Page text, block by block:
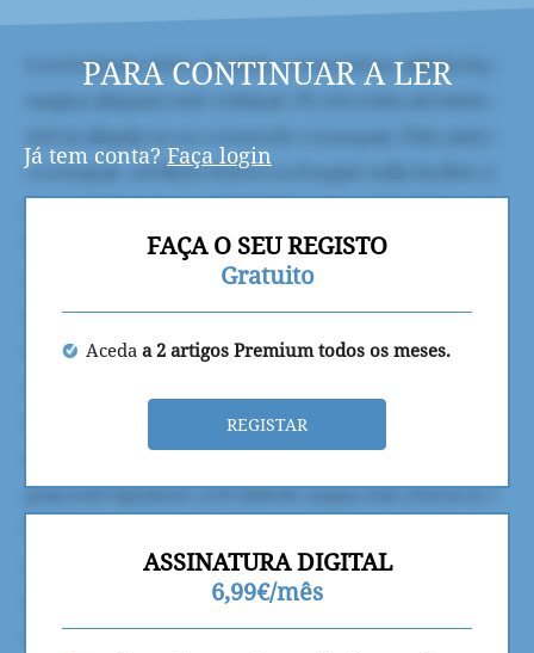
PARA CONTINUAR A LER
Já tem conta? Faça login
FAÇA O SEU REGISTO
Gratuito
Aceda a 2 artigos Premium todos os meses.
REGISTAR
ASSINATURA DIGITAL
6,99€/mês